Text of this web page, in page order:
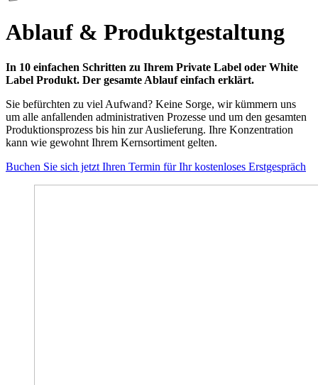
Ablauf & Produktgestaltung
In 10 einfachen Schritten zu Ihrem Private Label oder White
Label Produkt. Der gesamte Ablauf einfach erklärt.
Sie befürchten zu viel Aufwand? Keine Sorge, wir kümmern uns
um alle anfallenden administrativen Prozesse und um den gesamten
Produktionsprozess bis hin zur Auslieferung. Ihre Konzentration
kann wie gewohnt Ihrem Kernsortiment gelten.
Buchen Sie sich jetzt Ihren Termin für Ihr kostenloses Erstgespräch